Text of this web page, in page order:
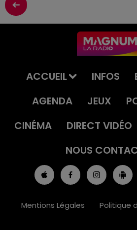
ACCUEIL INFOS
AGENDA
JEUX
CINÉMA
DIRECT VIDÉO
NOUS
Mentions Légales Politique